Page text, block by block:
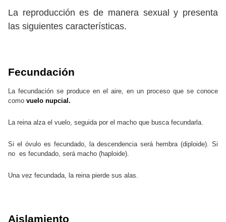
La reproducción es de manera sexual y presenta
las siguientes características.
Fecundación
La fecundación se produce en el aire, en un proceso que se conoce
como vuelo nupcial.
La reina alza el vuelo, seguida por el macho que busca fecundarla.
Si el óvulo es fecundado, la descendencia será hembra (diploide). Si
no es fecundado, será macho (haploide).
Una vez fecundada, la reina pierde sus alas.
Aislamiento